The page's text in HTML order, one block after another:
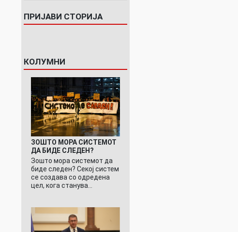
ПРИЈАВИ СТОРИЈА
КОЛУМНИ
ЗОШТО МОРА СИСТЕМОТ
ДА БИДЕ СЛЕДЕН?
Зошто мора системот да
биде следен? Секој систем
се создава со одредена
цел, кога станува…